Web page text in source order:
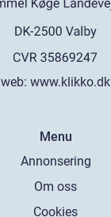
web: www.klikko.dk
Menu
Annonsering
Om oss
Cookies